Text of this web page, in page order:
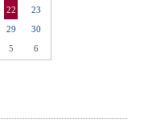
22
23
29
30
5 6